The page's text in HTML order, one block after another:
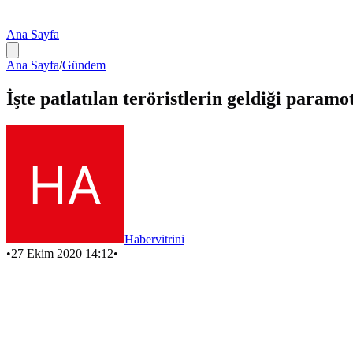
Ana Sayfa
Ana Sayfa/Gündem
İşte patlatılan teröristlerin geldiği
Habervitrini
•27 Ekim 2020 14:12•